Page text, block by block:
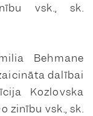
vsk., sk.
Behmane
dalībai
Kozlovska
zinību vsk., sk.